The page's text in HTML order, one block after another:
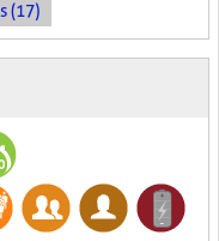
(17)